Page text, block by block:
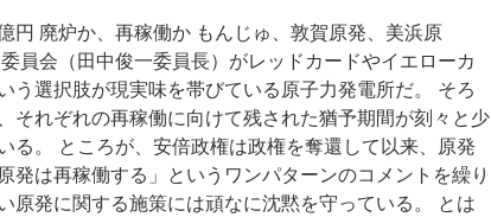
円 廃炉か、再稼働か もんじゅ、敦賀原発、美浜原
会（田中俊一委員長）がレッドカードやイエローカ
う選択肢が現実味を帯びている原子力発電所だ。 そろ
それぞれの再稼働に向けて残された猶予期間が刻々と少
る。 ところが、安倍政権は政権を奪還して以来、原発
発は再稼働する」というワンパターンのコメントを繰り
原発に関する施策には頑なに沈黙を守っている。 とは